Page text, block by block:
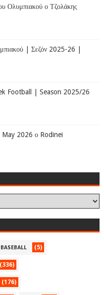
Ολυμπιακού ο Τζολάκης
| Σεζόν 2025-26 |
Football | Season 2025/26
2026 ο Rodinei
BASEBALL (5)
(336)
(176)